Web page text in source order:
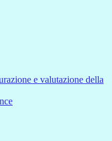
e valutazione della